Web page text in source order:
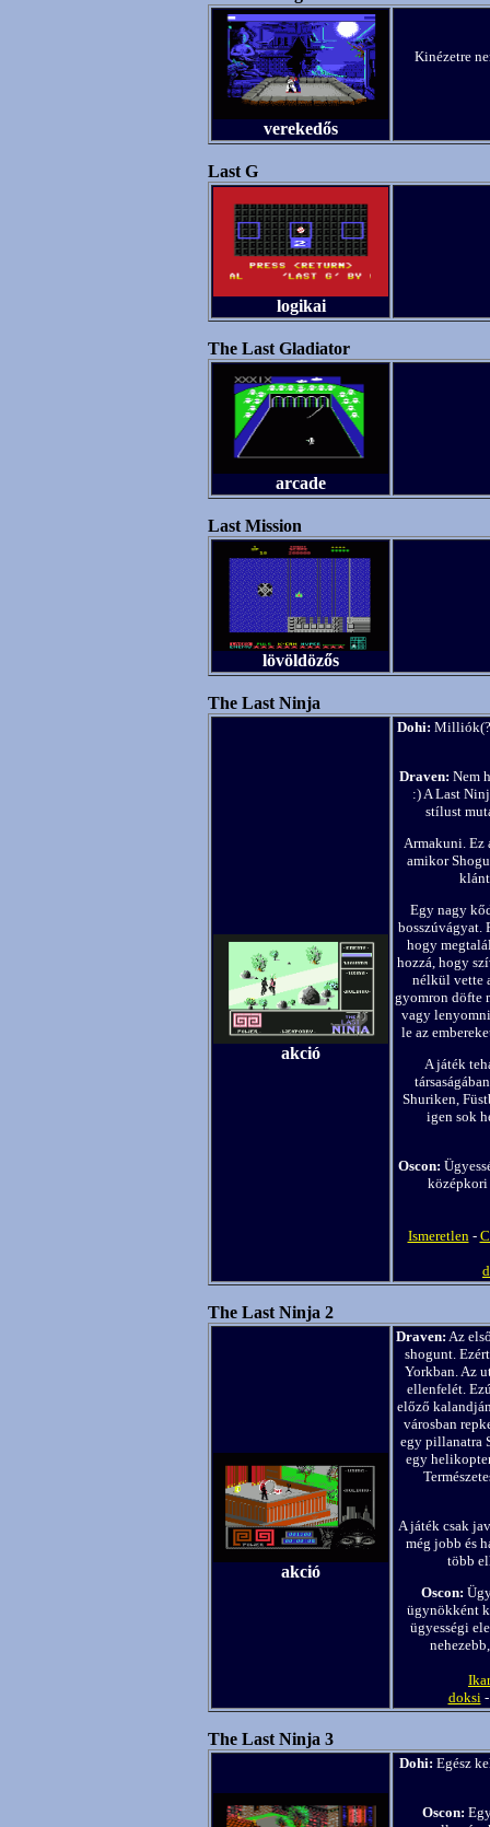
verekedős
Kinézetre
Last G
logikai
The Last Gladiator
arcade
Last Mission
lövöldözős
The Last Ninja
akció
Dohi:
Draven: Nem
:) A Last
stílust
Armakuni. Ez
amikor
Egy nagy
bosszúvágyat.
hogy
hozzá, hogy
nélkül vette
gyomron döfte
vagy
le az
A játék
Shuriken,
igen sok
Oscon:
középkori
Ismeretlen-
The Last Ninja 2
akció
Draven: Az
shogunt.
Yorkban. Az
ellenfelét.
előző
városban
egy pillanatra
egy
A játék csak
még jobb és
több
Oscon:
ügynökként
ügyességi
doksi
The Last Ninja 3
Dohi: Egész
Oscon: